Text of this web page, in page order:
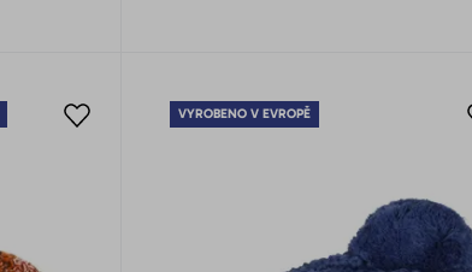
VYROBENO V EVROPĚ